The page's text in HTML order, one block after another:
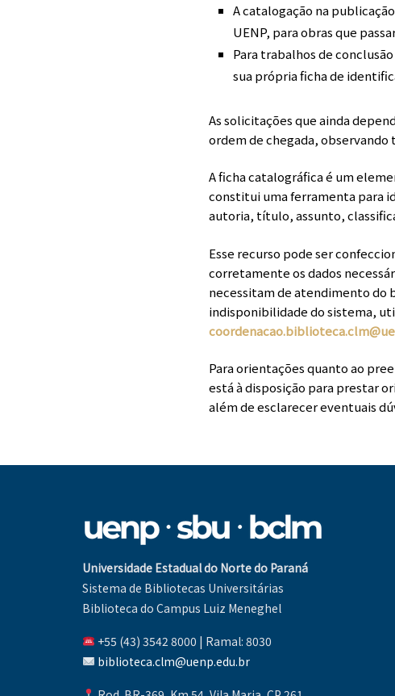
A catalogação na
UENP, para obras que
Para trabalhos de
sua própria ficha de
As solicitações que ainda
ordem de chegada,
A ficha catalográfica é um
constitui uma ferramenta para
autoria, título, assunto,
Esse recurso pode ser
corretamente os dados
necessitam de atendimento do
indisponibilidade do sistema,
Para orientações quanto ao
está à disposição para prestar
além de esclarecer eventuais
Universidade Estadual do Norte do Paraná
Sistema de Bibliotecas Universitárias
Biblioteca do Campus Luiz Meneghel
+55 (43) 3542 8000 | Ramal: 8030
biblioteca.clm@uenp.edu.br